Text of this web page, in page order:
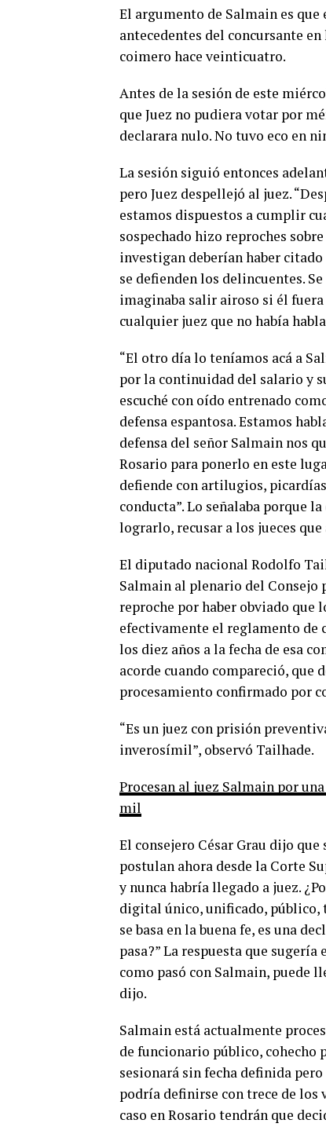
El argumento de Salmain es
antecedentes del concursante
coimero hace veinticuatro.
Antes de la sesión de este
que Juez no pudiera votar por
declarara nulo. No tuvo eco en
La sesión siguió entonces
pero Juez despellejó al juez.
estamos dispuestos a cumplir
sospechado hizo reproches
investigan deberían haber
se defienden los delincuentes.
imaginaba salir airoso si él
cualquier juez que no había
“El otro día lo teníamos acá a
por la continuidad del salario y
escuché con oído entrenado
defensa espantosa. Estamos
defensa del señor Salmain nos
Rosario para ponerlo en este
defiende con artilugios,
conducta”. Lo señalaba porque
lograrlo, recusar a los jueces
El diputado nacional Rodolfo
Salmain al plenario del Consejo
reproche por haber obviado que
efectivamente el reglamento de
los diez años a la fecha de esa
acorde cuando compareció, que
procesamiento confirmado por
“Es un juez con prisión
inverosímil”, observó Tailhade.
Procesan al juez Salmain por
mil
El consejero César Grau dijo
postulan ahora desde la Corte
y nunca habría llegado a juez.
digital único, unificado, público,
se basa en la buena fe, es una
pasa?” La respuesta que
como pasó con Salmain, puede
dijo.
Salmain está actualmente
de funcionario público, cohecho
sesionará sin fecha definida
podría definirse con trece de los
caso en Rosario tendrán que